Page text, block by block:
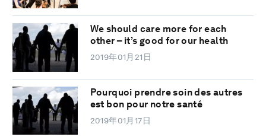
We should care more for each
other – it’s good for our health
2019年01月21日
Pourquoi prendre soin des autres
est bon pour notre santé
2019年01月17日